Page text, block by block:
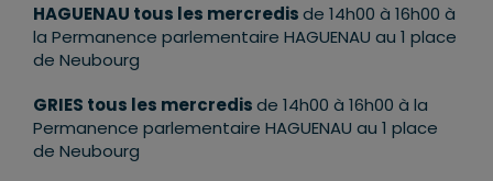
HAGUENAU tous les mercredisde 14h00 à 16h00 à
la Permanence parlementaire HAGUENAU au 1 place
de Neubourg
GRIES tous les mercredisde 14h00 à 16h00 à la
Permanence parlementaire HAGUENAU au 1 place
de Neubourg